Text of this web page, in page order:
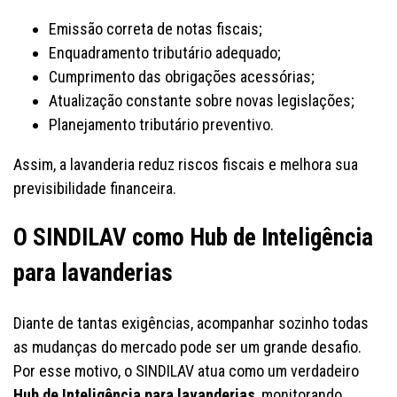
Emissão correta de notas fiscais;
Enquadramento tributário adequado;
Cumprimento das obrigações acessórias;
Atualização constante sobre novas legislações;
Planejamento tributário preventivo.
Assim, a lavanderia reduz riscos fiscais e melhora sua
previsibilidade financeira.
O SINDILAV como Hub de Inteligência
para lavanderias
Diante de tantas exigências, acompanhar sozinho todas
as mudanças do mercado pode ser um grande desafio.
Por esse motivo, o SINDILAV atua como um verdadeiro